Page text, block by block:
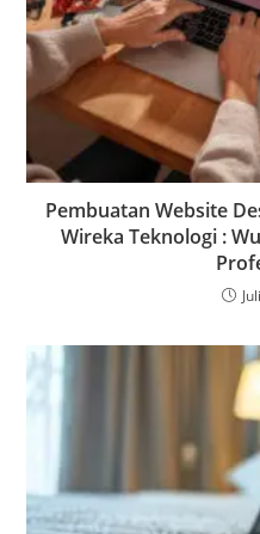
Pembuatan Website
Wireka Teknologi :